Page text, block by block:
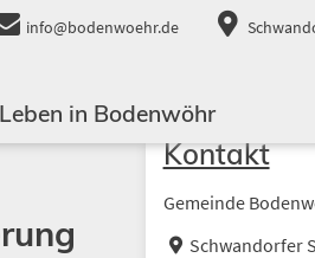
info@bodenwoehr.de
Leben in Bodenwöhr
Kontakt
Gemeinde
Schwandorfer